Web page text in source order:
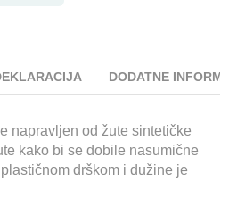
DODATNE
napravljen od žute sintetičke
kako bi se dobile nasumične
drškom i dužine je